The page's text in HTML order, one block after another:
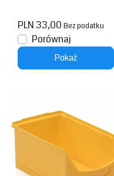
PLN 33,00 Bez podatku
Porównaj
Pokaż